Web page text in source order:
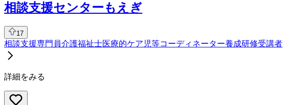
相談支援センターもえぎ
17
相談支援専門員介護福祉士医療的ケア児等コーディネーター養成研修受講者
詳細をみる